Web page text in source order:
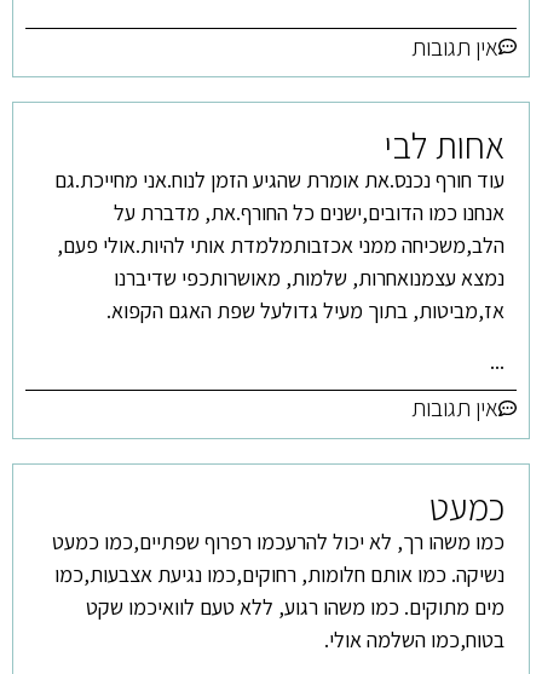
אין תגובות
אחות לבי
עוד חורף נכנס.את אומרת שהגיע הזמן לנוח.אני מחייכת.גם
אנחנו כמו הדובים,ישנים כל החורף.את, מדברת על
הלב,משכיחה ממני אכזבותמלמדת אותי להיות.אולי פעם,
נמצא עצמנואחרות, שלמות, מאושרותכפי שדיברנו
אז,מביטות, בתוך מעיל גדולעל שפת האגם הקפוא.
...
אין תגובות
כמעט
כמו משהו רך, לא יכול להרעכמו רפרוף שפתיים,כמו כמעט
נשיקה. כמו אותם חלומות, רחוקים,כמו נגיעת אצבעות,כמו
מים מתוקים. כמו משהו רגוע, ללא טעם לוואיכמו שקט
בטוח,כמו השלמה אולי.